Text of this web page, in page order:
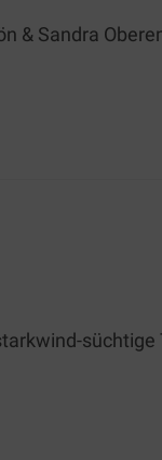
& Sandra